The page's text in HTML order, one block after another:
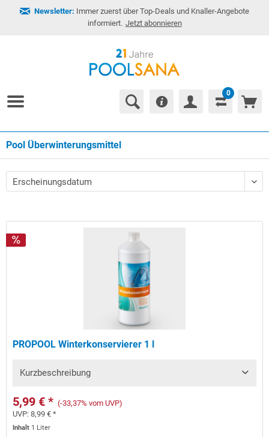
Newsletter: Immer zuerst über Top-Deals und Knaller-Angebote
informiert. Jetzt abonnieren
0
Pool Überwinterungsmittel
PROPOOL Winterkonservierer 1 l
Kurzbeschreibung
5,99 € * (-33,37% vom UVP)
UVP:8,99 € *
Inhalt 1 Liter